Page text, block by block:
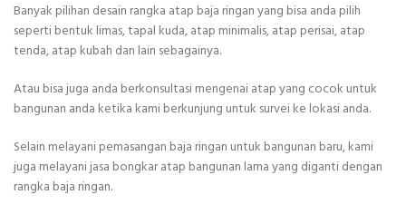
Banyak pilihan desain rangka atap baja ringan yang bisa anda pilih
seperti bentuk limas, tapal kuda, atap minimalis, atap perisai, atap
tenda, atap kubah dan lain sebagainya.
Atau bisa juga anda berkonsultasi mengenai atap yang cocok untuk
bangunan anda ketika kami berkunjung untuk survei ke lokasi anda.
Selain melayani pemasangan baja ringan untuk bangunan baru, kami
juga melayani jasa bongkar atap bangunan lama yang diganti dengan
rangka baja ringan.